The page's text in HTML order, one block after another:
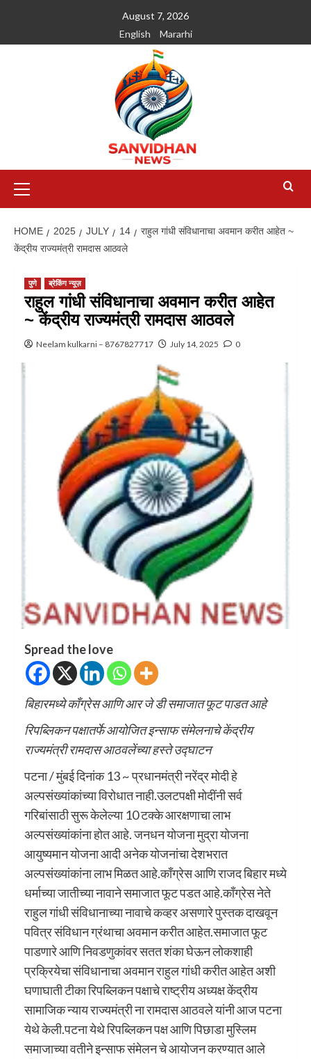
August 7, 2026
English
Mararhi
HOME 2025 JULY 14
राहुल गांधी संविधानाचा अवमान करीत आहेत ~
केंद्रीय राज्यमंत्री रामदास आठवले
पुणे ब्रेकिंग न्यूज़
राहुल गांधी संविधानाचा अवमान करीत आहेत
~ केंद्रीय राज्यमंत्री रामदास आठवले
Neelam kulkarni – 8767827717 July 14, 2025 0
Spread the love
बिहारमध्ये काँग्रेस आणि आर जे डी समाजात फूट पाडत आहे
रिपब्लिकन पक्षातर्फे आयोजित इन्साफ संमेलनाचे केंद्रीय
राज्यमंत्री रामदास आठवलेंच्या हस्ते उद्घाटन
पटना / मुंबई दिनांक 13 ~ प्रधानमंत्री नरेंद्र मोदी हे
अल्पसंख्यांकांच्या विरोधात नाही.उलटपक्षी मोदींनी सर्व
गरिबांसाठी सुरू केलेल्या 10 टक्के आरक्षणाचा लाभ
अल्पसंख्यांकांना होत आहे. जनधन योजना मुद्रा योजना
आयुष्यमान योजना आदी अनेक योजनांचा देशभरात
अल्पसंख्यांकांना लाभ मिळत आहे.काँग्रेस आणि राजद बिहार मध्ये
धर्माच्या जातीच्या नावाने समाजात फूट पडत आहे.काँग्रेस नेते
राहुल गांधी संविधानाच्या नावाचे कव्हर असणारे पुस्तक दाखवून
पवित्र संविधान ग्रंथाचा अवमान करीत आहेत.समाजात फूट
पाडणारे आणि निवडणुकांवर सतत शंका घेऊन लोकशाही
प्रक्रियेचा संविधानाचा अवमान राहुल गांधी करीत आहेत अशी
घणाघाती टीका रिपब्लिकन पक्षाचे राष्ट्रीय अध्यक्ष केंद्रीय
सामाजिक न्याय राज्यमंत्री ना रामदास आठवले यांनी आज पटना
येथे केली.पटना येथे रिपब्लिकन पक्ष आणि पिछाडा मुस्लिम
समाजाच्या वतीने इन्साफ संमेलन चे आयोजन करण्यात आले